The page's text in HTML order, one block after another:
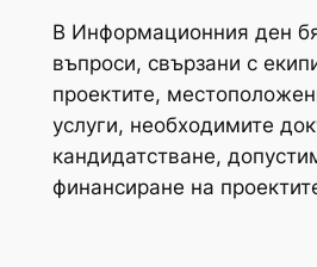
В Информационния ден
въпроси, свързани с
проектите,
услуги, необходимите
кандидатстване,
финансиране на